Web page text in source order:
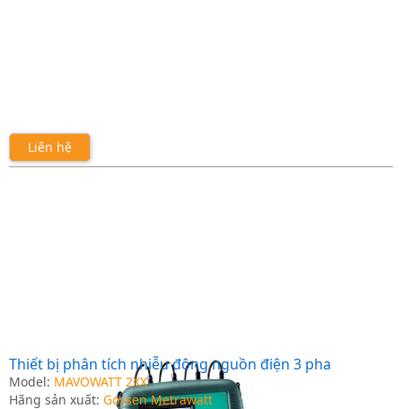
Liên hệ
Thiết bị phân tích nhiễu động nguồn điện 3 pha
Model: MAVOWATT 2XX
Hãng sản xuất: Gossen Metrawatt